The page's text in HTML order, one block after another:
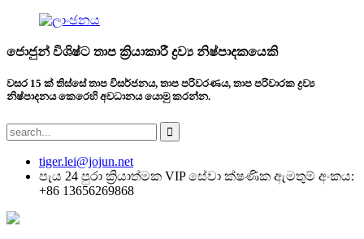
ජොජුන් විශිෂ්ට තාප ක්‍රියාකාරී ද්‍රව්‍ය නිෂ්පාදකයෙකි
වසර 15 ක් තිස්සේ තාප විසර්ජනය, තාප පරිවරණය, තාප පරිවාරක ද්‍රව්‍ය
නිෂ්පාදනය කෙරෙහි අවධානය යොමු කරන්න.
tiger.lei@jojun.net
පැය 24 පුරා ක්‍රියාත්මක VIP සේවා ක්ෂණික ඇමතුම් අංකය:
+86 13656269868